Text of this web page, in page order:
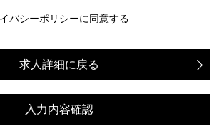
たものとみなされます。
思及び責任の元、本サービスを利用する
す。
いて
スにおいて以下1．〜8．を行ってはならな
バシーポリシーに同意する
求人詳細に戻る
入力内容確認